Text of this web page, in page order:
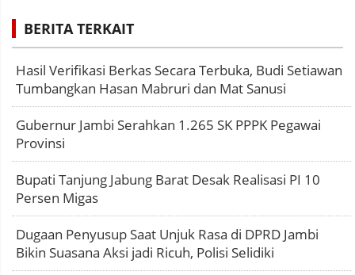
BERITA TERKAIT
Hasil Verifikasi Berkas Secara Terbuka, Budi Setiawan
Tumbangkan Hasan Mabruri dan Mat Sanusi
Gubernur Jambi Serahkan 1.265 SK PPPK Pegawai
Provinsi
Bupati Tanjung Jabung Barat Desak Realisasi PI 10
Persen Migas
Dugaan Penyusup Saat Unjuk Rasa di DPRD Jambi
Bikin Suasana Aksi jadi Ricuh, Polisi Selidiki